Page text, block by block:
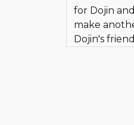
for Dojin
make
Dojin's